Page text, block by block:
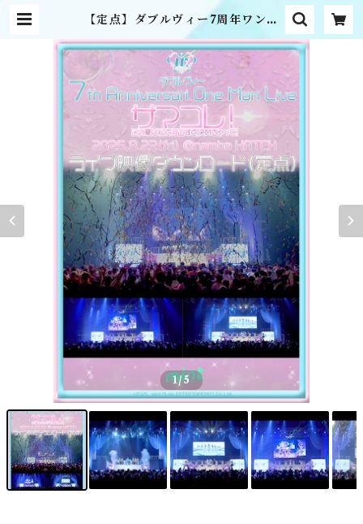
【定点】ダブルヴィー7周年ワンマ
ンライブライブ映像ダウンロード版
| MME official online shop
1/5